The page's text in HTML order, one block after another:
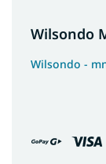
Wilsondo
Wilsondo -